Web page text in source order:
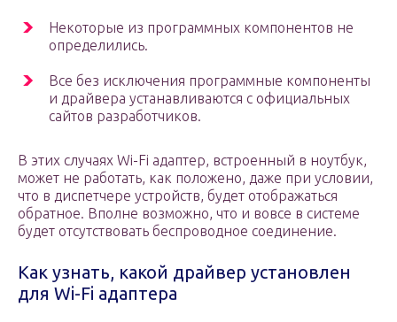
Некоторые из программных компонентов не
определились.
Все без исключения программные компоненты
и драйвера устанавливаются с официальных
сайтов разработчиков.
В этих случаях Wi-Fi адаптер, встроенный в ноутбук,
может не работать, как положено, даже при условии,
что в диспетчере устройств, будет отображаться
обратное. Вполне возможно, что и вовсе в системе
будет отсутствовать беспроводное соединение.
Как узнать, какой драйвер установлен
для Wi-Fi адаптера